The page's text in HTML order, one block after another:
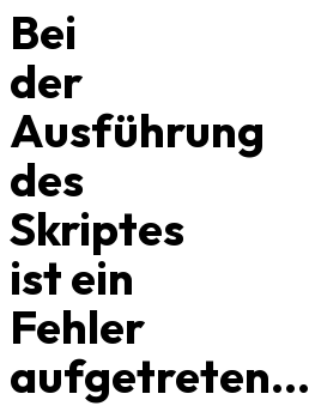
Bei
der
Ausführung
des
Skriptes
ist ein
Fehler
aufgetreten…